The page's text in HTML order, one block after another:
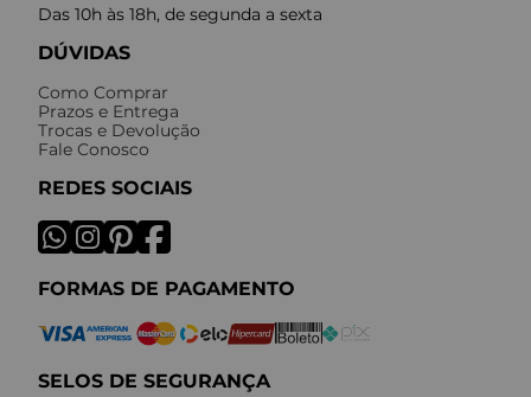
Das 10h às 18h, de segunda a sexta
DÚVIDAS
Como Comprar
Prazos e Entrega
Trocas e Devolução
Fale Conosco
REDES SOCIAIS
FORMAS DE PAGAMENTO
SELOS DE SEGURANÇA